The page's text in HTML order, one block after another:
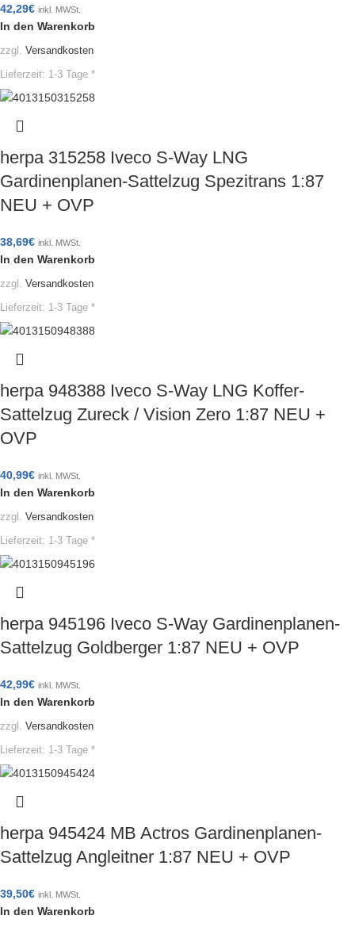
42,29€ inkl. MWSt.
In den Warenkorb
zzgl. Versandkosten
Lieferzeit: 1-3 Tage *
herpa 315258 Iveco S-Way LNG
Gardinenplanen-Sattelzug Spezitrans 1:87
NEU + OVP
38,69€ inkl. MWSt.
In den Warenkorb
zzgl. Versandkosten
Lieferzeit: 1-3 Tage *
herpa 948388 Iveco S-Way LNG Koffer-
Sattelzug Zureck / Vision Zero 1:87 NEU +
OVP
40,99€ inkl. MWSt.
In den Warenkorb
zzgl. Versandkosten
Lieferzeit: 1-3 Tage *
herpa 945196 Iveco S-Way Gardinenplanen-
Sattelzug Goldberger 1:87 NEU + OVP
42,99€ inkl. MWSt.
In den Warenkorb
zzgl. Versandkosten
Lieferzeit: 1-3 Tage *
herpa 945424 MB Actros Gardinenplanen-
Sattelzug Angleitner 1:87 NEU + OVP
39,50€ inkl. MWSt.
In den Warenkorb